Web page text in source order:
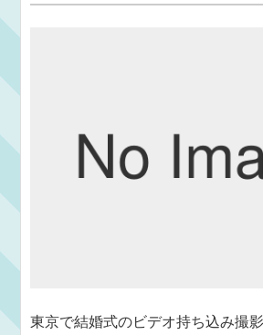
東京で結婚式のビデオ持ち込み撮